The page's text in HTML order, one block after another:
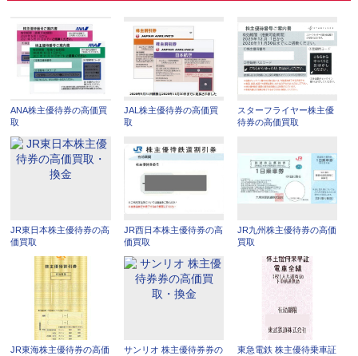
ANA株主優待券の高価買
取
JAL株主優待券の高価買
取
スターフライヤー株主優
待券の高価買取
JR東日本株主優待券の高
価買取
JR西日本株主優待券の高
価買取
JR九州株主優待券の高価
買取
JR東海株主優待券の高価
サンリオ 株主優待券券の
東急電鉄 株主優待乗車証